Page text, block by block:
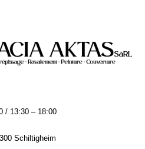
/ 13:30 – 18:00
Schiltigheim